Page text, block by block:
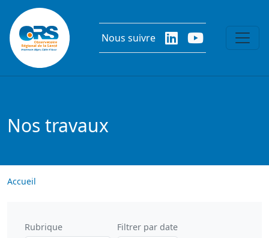
Aller au contenu principal
Nous suivre
Nos travaux
Accueil
Rubrique Filtrer par date